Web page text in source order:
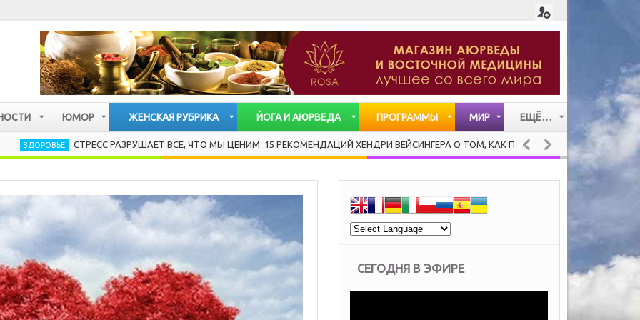
ЮМОР
ЖЕНСКАЯ РУБРИКА
ЙОГА И АЮРВЕДА
ПРОГРАММЫ МИР ЕЩЁ…
СТАТЬИ
СТРЕСС РАЗРУШАЕТ ВСЕ, ЧТО МЫ ЦЕНИМ: 15 РЕКОМЕНДАЦИЙ ХЕНДРИ ВЕЙСИНГЕРА О ТОМ, КАК ПРОТИВОСТОЯТЬ ВОЛНЕНИЯМ
СЕГОДНЯ В ЭФИРЕ